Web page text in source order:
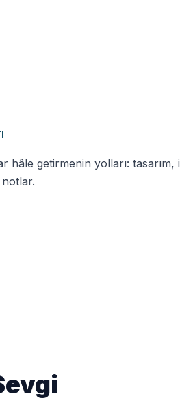
getirmenin yolları: tasarım,
notlar.